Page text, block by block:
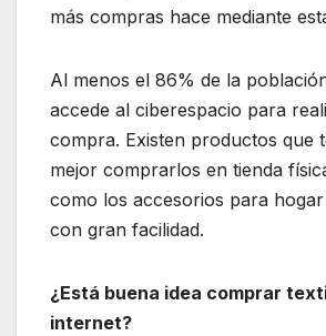
más compras hace mediante
Al menos el 86% de la
accede al ciberespacio para
compra. Existen productos que
mejor comprarlos en tienda
como los accesorios para
con gran facilidad.
¿Está buena idea comprar
internet?